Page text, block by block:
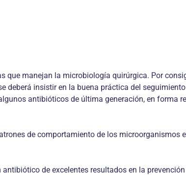
que manejan la microbiología quirúrgica. Por
deberá insistir en la buena práctica del
antibióticos de última generación, en forma
de comportamiento de los microorganismos
de excelentes resultados en la